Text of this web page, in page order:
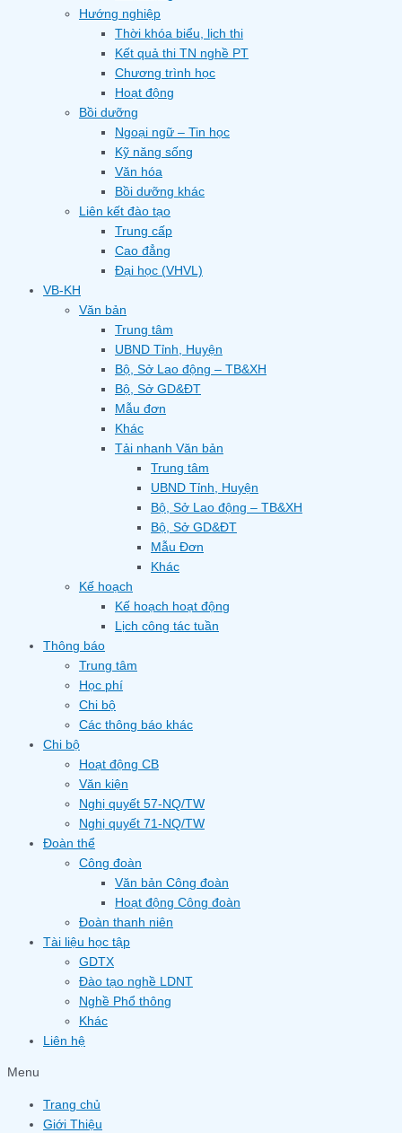
Hướng nghiệp
Thời khóa biểu, lịch thi
Kết quả thi TN nghề PT
Chương trình học
Hoạt động
Bồi dưỡng
Ngoại ngữ – Tin học
Kỹ năng sống
Văn hóa
Bồi dưỡng khác
Liên kết đào tạo
Trung cấp
Cao đẳng
Đại học (VHVL)
VB-KH
Văn bản
Trung tâm
UBND Tỉnh, Huyện
Bộ, Sở Lao động – TB&XH
Bộ, Sở GD&ĐT
Mẫu đơn
Khác
Tải nhanh Văn bản
Trung tâm
UBND Tỉnh, Huyện
Bộ, Sở Lao động – TB&XH
Bộ, Sở GD&ĐT
Mẫu Đơn
Khác
Kế hoạch
Kế hoạch hoạt động
Lịch công tác tuần
Thông báo
Trung tâm
Học phí
Chi bộ
Các thông báo khác
Chi bộ
Hoạt động CB
Văn kiện
Nghị quyết 57-NQ/TW
Nghị quyết 71-NQ/TW
Đoàn thể
Công đoàn
Văn bản Công đoàn
Hoạt động Công đoàn
Đoàn thanh niên
Tài liệu học tập
GDTX
Đào tạo nghề LDNT
Nghề Phổ thông
Khác
Liên hệ
Menu
Trang chủ
Giới Thiệu